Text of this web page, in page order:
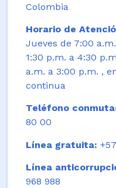
Colombia
Horario de
Jueves de 7:00
1:30 p.m. a 4:30
a.m. a 3:00 p.m. ,
continua
Teléfono
80 00
Línea gratuita:
Línea
968 988